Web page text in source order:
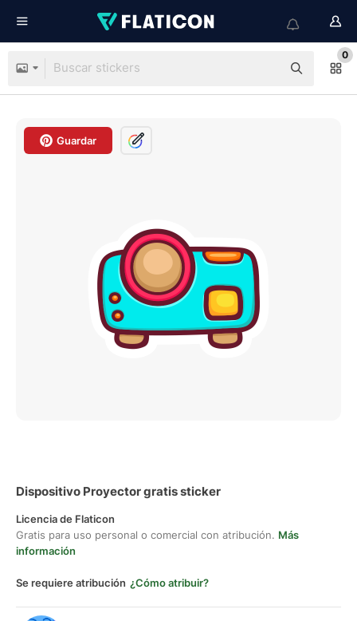
0
Guardar
Dispositivo Proyector gratis sticker
Licencia de Flaticon
Gratis para uso personal o comercial con atribución. Más
información
Se requiere atribución ¿Cómo atribuir?